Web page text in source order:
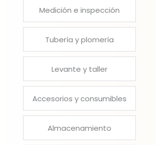
Medición e inspección
Tubería y plomería
Levante y taller
Accesorios y consumibles
Almacenamiento